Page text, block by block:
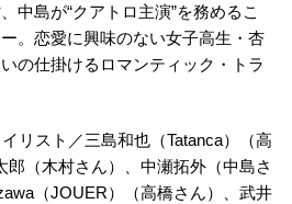
中島が“クアトロ主演”を務めるこ
。恋愛に興味のない女子高生・杏
の仕掛けるロマンティック・トラ
リスト／三島和也（Tatanca）（高
郎（木村さん）、中瀬拓外（中島さ
（JOUER）（高橋さん）、武井